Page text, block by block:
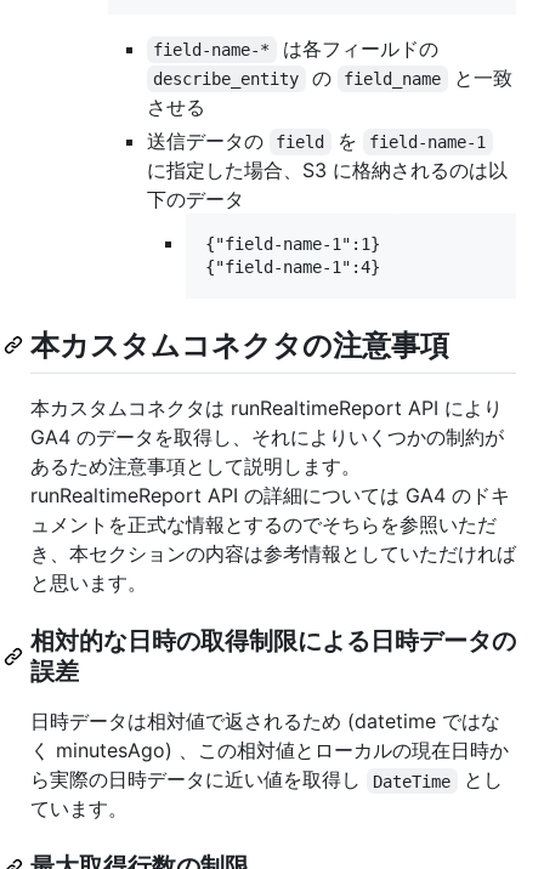
field-name-* は各フィールドの
describe_entity の field_name
と一致
させる
送信データの
field を field-name-1
に指定した場合、S3 に格納されるのは以
下のデータ
{"field-name-1":1}
本カスタムコネクタの注意事項
本カスタムコネクタは runRealtimeReport API により
GA4 のデータを取得し、それによりいくつかの制約が
あるため注意事項として説明します。
runRealtimeReport API の詳細については GA4 のドキ
ュメントを正式な情報とするのでそちらを参照いただ
き、本セクションの内容は参考情報としていただければ
と思います。
相対的な日時の取得制限による日時データの
誤差
日時データは相対値で返されるため (datetime ではな
く minutesAgo) 、この相対値とローカルの現在日時か
ら実際の日時データに近い値を取得し
DateTime
とし
ています。